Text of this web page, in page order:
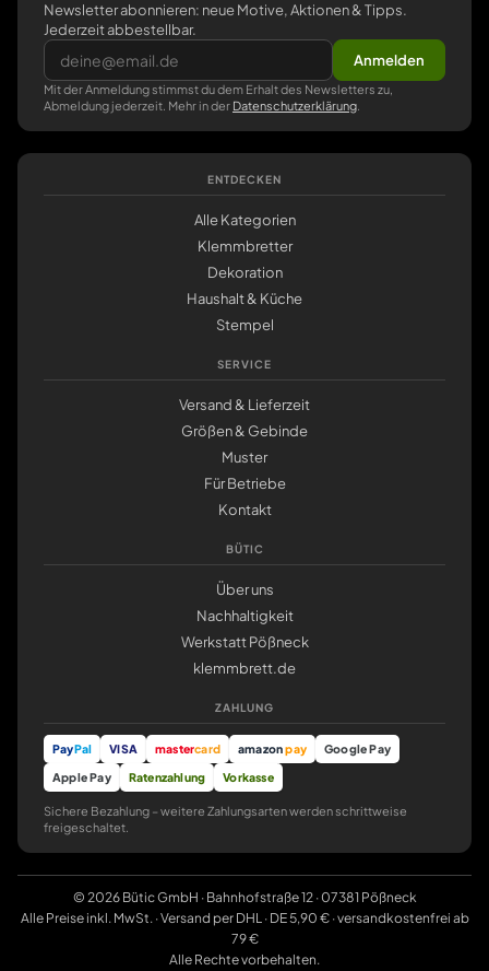
Newsletter abonnieren: neue Motive, Aktionen & Tipps.
Jederzeit abbestellbar.
Anmelden
Mit der Anmeldung stimmst du dem Erhalt des Newsletters zu,
Abmeldung jederzeit. Mehr in der Datenschutzerklärung
ENTDECKEN
Alle Kategorien
Klemmbretter
Dekoration
Haushalt & Küche
Stempel
SERVICE
Versand & Lieferzeit
Größen & Gebinde
Muster
Für Betriebe
Kontakt
BÜTIC
Über uns
Nachhaltigkeit
Werkstatt Pößneck
klemmbrett.de
ZAHLUNG
PayPal VISA mastercard amazonpay
Google Pay
Apple Pay
Ratenzahlung Vorkasse
Sichere Bezahlung – weitere Zahlungsarten werden schrittweise
freigeschaltet.
© 2026 Bütic GmbH · Bahnhofstraße 12 · 07381 Pößneck
Alle Preise inkl. MwSt. · Versand per DHL · DE 5,90 € · versandkostenfrei ab
79 €
Alle Rechte vorbehalten.